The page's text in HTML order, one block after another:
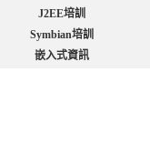
J2EE培訓
Symbian培訓
嵌入式資訊